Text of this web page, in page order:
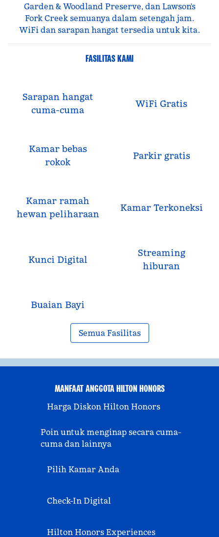
Garden & Woodland Preserve, dan Lawson's
Fork Creek semuanya dalam setengah jam.
WiFi dan sarapan hangat tersedia untuk kita.
FASILITAS KAMI
Sarapan hangat
cuma-cuma
WiFi Gratis
Kamar bebas
rokok
Parkir gratis
Kamar ramah
hewan peliharaan
Kamar Terkoneksi
Kunci Digital
Streaming
hiburan
Buaian Bayi
Semua Fasilitas
MANFAAT ANGGOTA HILTON HONORS
Harga Diskon Hilton Honors
Poin untuk menginap secara cuma-
cuma dan lainnya
Pilih Kamar Anda
Check-In Digital
Hilton Honors Experiences